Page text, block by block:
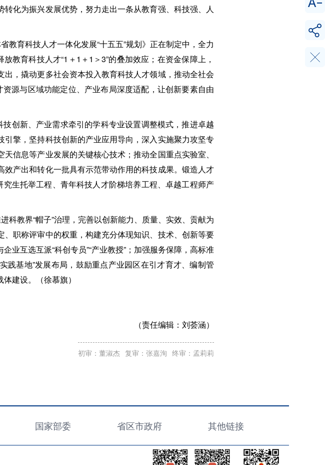
化为振兴发展优势，努力走出一条从教育强、科技强、人
教育科技人才一体化发展“十五五”规划》正在制定中，全力
教育科技人才“1＋1＋1＞3”的叠加效应；在资金保障上，
，撬动更多社会资本投入教育科技人才领域，推动全社会
源与区域功能定位、产业布局深度适配，让创新要素自由
创新、产业需求牵引的学科专业设置调整模式，推进卓越
擎，坚持科技创新的产业应用导向，深入实施聚力攻坚专
信息等产业发展的关键核心技术；推动全国重点实验室、
产出和转化一批具有示范带动作用的科技成果。锻造人才
生托举工程、青年科技人才阶梯培养工程、卓越工程师产
科教界“帽子”治理，完善以创新能力、质量、实效、贡献为
职称评审中的权重，构建充分体现知识、技术、创新等要
业互选互派“科创专员”“产业教授”；加强服务保障，高标准
践基地”发展布局，鼓励重点产业园区在引才育才、编制管
建设。（徐慕旗）
（责任编辑： 刘荟涵）
初审：董淑杰 复审：张嘉洵 终审：孟莉莉
国家部委 省区市政府 其他链接